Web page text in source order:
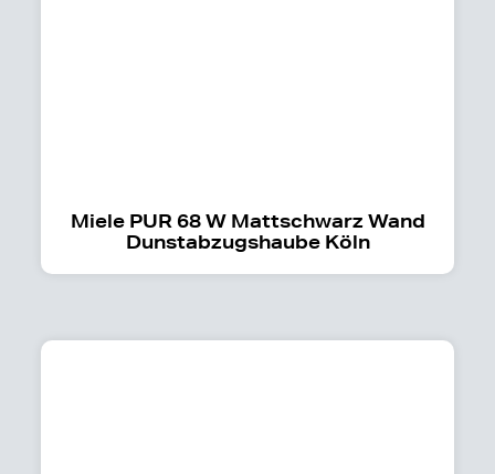
Miele PUR 68 W Mattschwarz Wand
Dunstabzugshaube Köln